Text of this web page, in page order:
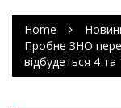
Home
Пробне ЗНО
відбудеться 4 та